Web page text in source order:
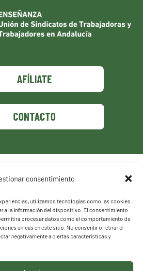
consentimiento
utilizamos tecnologías como las cookies
a la información del dispositivo. El consentimiento
procesar datos como el comportamiento de
únicas en este sitio. No consentir o retirar el
negativamente a ciertas características y
AFÍLIATE
CONTACTO
de privacidad